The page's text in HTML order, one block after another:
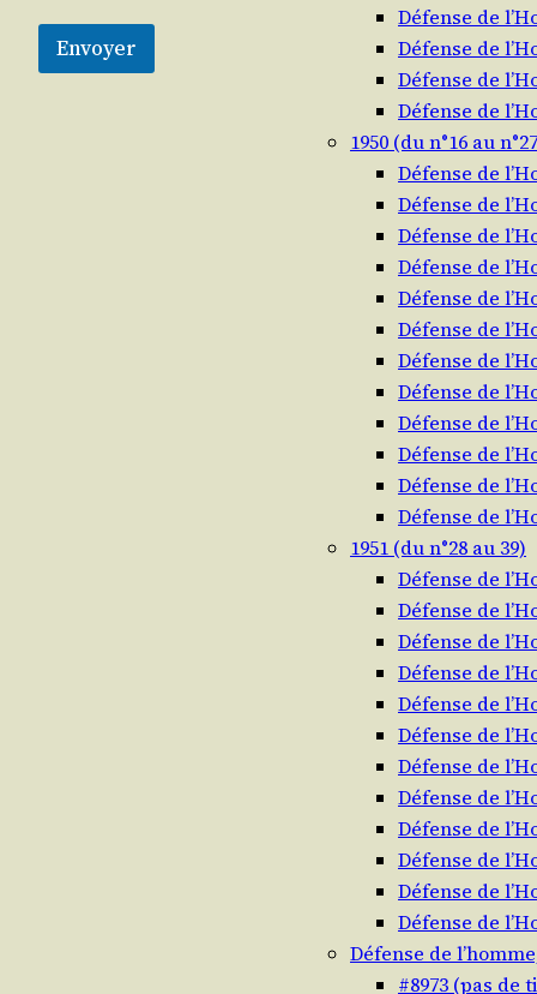
Envoyer
Défense de
Défense de
Défense de
Défense de
1950 (du n°16 au
Défense de
Défense de
Défense de
Défense de
Défense de
Défense de
Défense de
Défense de
Défense de
Défense de
Défense de
Défense de
1951 (du n°28 au 39)
Défense de
Défense de
Défense de
Défense de
Défense de
Défense de
Défense de
Défense de
Défense de
Défense de
Défense de
Défense de
Défense de
#8973 (pas de